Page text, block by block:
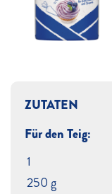
ZUTATEN
Für den Teig:
1
250 g